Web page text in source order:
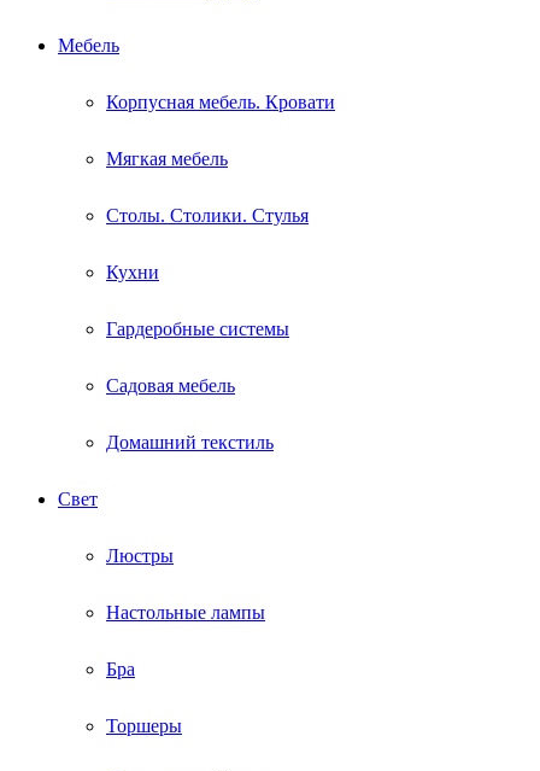
Мебель
Корпусная мебель. Кровати
Мягкая мебель
Столы. Столики. Стулья
Кухни
Гардеробные системы
Садовая мебель
Домашний текстиль
Свет
Люстры
Настольные лампы
Бра
Торшеры